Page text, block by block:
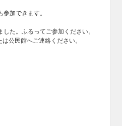
加できます。
した。ふるってご参加ください。
公民館へご連絡ください。